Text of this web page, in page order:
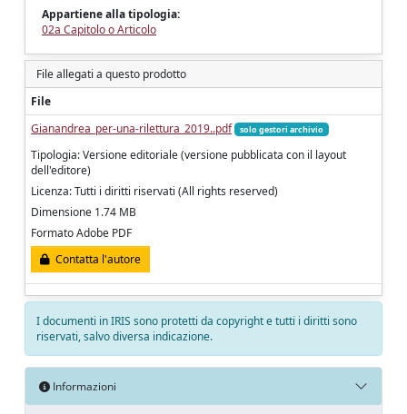
Appartiene alla tipologia:
02a Capitolo o Articolo
File allegati a questo prodotto
File
Gianandrea_per-una-rilettura_2019..pdf
solo gestori archivio
Tipologia: Versione editoriale (versione pubblicata con il layout
dell'editore)
Licenza: Tutti i diritti riservati (All rights reserved)
Dimensione 1.74 MB
Formato Adobe PDF
Contatta l'autore
I documenti in IRIS sono protetti da copyright e tutti i diritti sono
riservati, salvo diversa indicazione.
Informazioni